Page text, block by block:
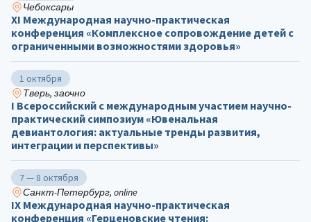
Чебоксары
ХΙ Международная научно-практическая
конференция «Комплексное сопровождение детей с
ограниченными возможностями здоровья»
1 октября
Тверь, заочно
I Всероссийский с международным участием научно-
практический симпозиум «Ювенальная
девиантология: актуальные тренды развития,
интеграции и перспективы»
7 — 8 октября
Санкт-Петербург, online
IX Международная научно-практическая
конференция «Герценовские чтения: